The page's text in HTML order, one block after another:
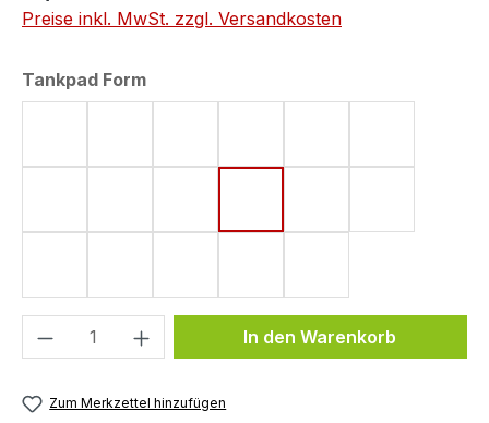
Preise inkl. MwSt. zzgl. Versandkosten
Tankpad Formauswählen
Produkt Anzahl: Gib denIn den Warenkorb
Zum Merkzettel hinzufügen